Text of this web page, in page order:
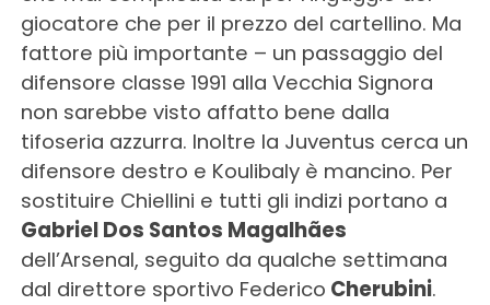
giocatore che per il prezzo del cartellino. Ma
fattore più importante – un passaggio del
difensore classe 1991 alla Vecchia Signora
non sarebbe visto affatto bene dalla
tifoseria azzurra. Inoltre la Juventus cerca un
difensore destro e Koulibaly è mancino. Per
sostituire Chiellini e tutti gli indizi portano a
Gabriel Dos Santos Magalhães
dell’Arsenal, seguito da qualche settimana
dal direttore sportivo Federico Cherubini.